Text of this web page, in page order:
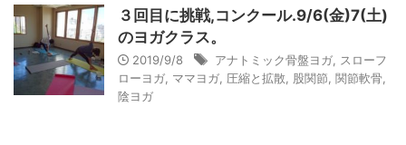
３回目に挑戦,コンクール.9/6(金)7(土)
のヨガクラス。
2019/9/8 アナトミック骨盤ヨガ
スローフ
ローヨガ ママヨガ 圧縮と拡散 股関節 関節軟骨
陰ヨガ